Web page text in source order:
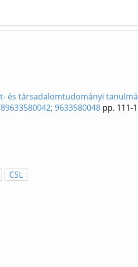
és társadalomtudományi
9633580048 pp. 111-
CSL